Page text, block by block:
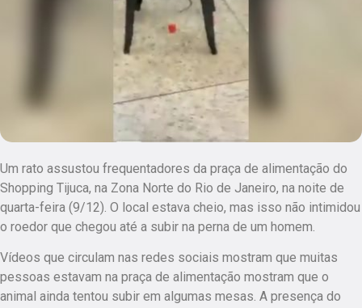
Um rato assustou frequentadores da praça de alimentação do
Shopping Tijuca, na Zona Norte do Rio de Janeiro, na noite de
quarta-feira (9/12). O local estava cheio, mas isso não intimidou
o roedor que chegou até a subir na perna de um homem.
Vídeos que circulam nas redes sociais mostram que muitas
pessoas estavam na praça de alimentação mostram que o
animal ainda tentou subir em algumas mesas. A presença do